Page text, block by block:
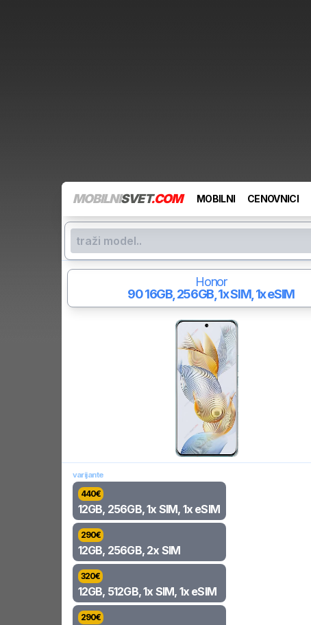
MOBILNISVET.COM MOBILNI CENOVNICI
Honor
9016GB, 256GB, 1x SIM, 1x eSIM
varijante
440€
12GB, 256GB, 1x SIM, 1x eSIM
290€
12GB, 256GB, 2x SIM
320€
12GB, 512GB, 1x SIM, 1x eSIM
290€